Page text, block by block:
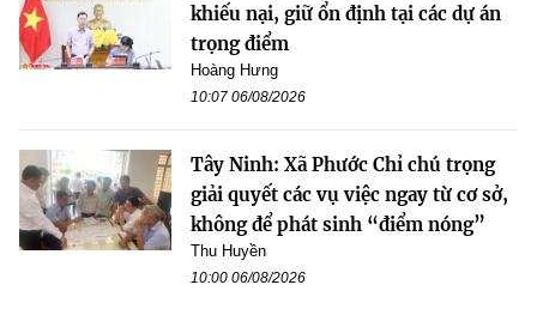
khiếu nại, giữ ổn định tại các dự án
trọng điểm
Hoàng Hưng
10:07 06/08/2026
Tây Ninh: Xã Phước Chỉ chú trọng
giải quyết các vụ việc ngay từ cơ sở,
không để phát sinh “điểm nóng”
Thu Huyền
10:00 06/08/2026